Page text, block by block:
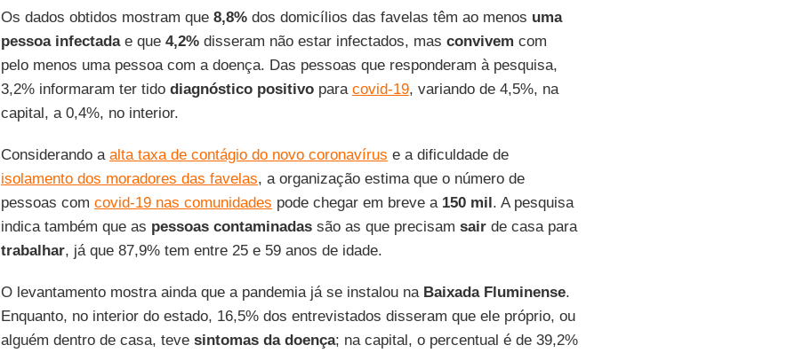
Os dados obtidos mostram que 8,8%dos domicílios das favelas têm ao menos uma
pessoa infectadae que 4,2%disseram não estar infectados, mas convivem com
pelo menos uma pessoa com a doença. Das pessoas que responderam à pesquisa,
3,2% informaram ter tido diagnóstico positivopara covid-19, variando de 4,5%, na
capital, a 0,4%, no interior.
Considerando a alta taxa de contágio do novo coronavírus e a dificuldade de
isolamento dos moradores das favelas, a organização estima que o número de
pessoas com covid-19 nas comunidades pode chegar em breve a 150 mil. A pesquisa
indica também que as pessoas contaminadassão as que precisam sairde casa para
trabalhar, já que 87,9% tem entre 25 e 59 anos de idade.
O levantamento mostra ainda que a pandemia já se instalou na Baixada Fluminense.
Enquanto, no interior do estado, 16,5% dos entrevistados disseram que ele próprio, ou
alguém dentro de casa, teve sintomas da doença; na capital, o percentual é de 39,2%